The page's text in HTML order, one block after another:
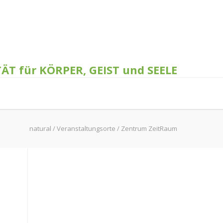
KÖRPER, GEIST und SEELE
natural /Veranstaltungsorte / Zentrum ZeitRaum